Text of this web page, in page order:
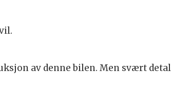
av denne bilen. Men svært